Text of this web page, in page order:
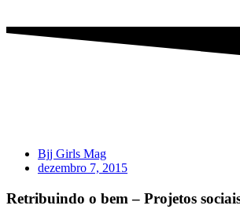
Bjj Girls Mag
dezembro 7, 2015
Retribuindo o bem – Projetos